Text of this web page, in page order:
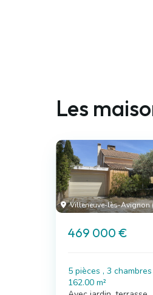
Les
Villeneuve-lès-Avignon
469 000 €
5 pièces , 3 chambres
162.00 m²